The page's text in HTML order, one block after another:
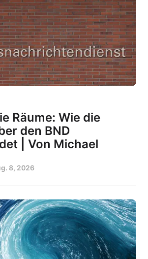
Räume: Wie die
den BND
| Von Michael
8, 2026